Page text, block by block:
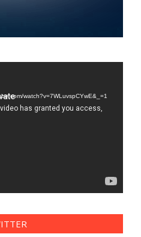
watch?v=7WLuvspCYwE&_=1